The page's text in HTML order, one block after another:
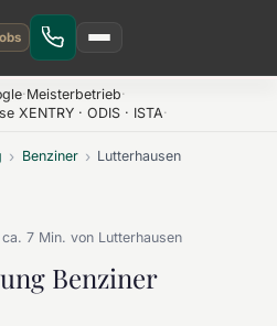
·Meisterbetrieb·
XENTRY · ODIS · ISTA·
› Benziner › Lutterhausen
ca. 7 Min. von Lutterhausen
Benziner